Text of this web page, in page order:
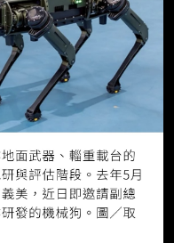
渡海工具, 但現在他
反艦武器,